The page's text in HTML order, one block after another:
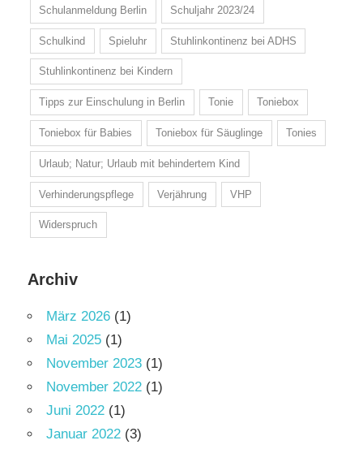
Schulanmeldung Berlin Schuljahr 2023/24
Schulkind Spieluhr Stuhlinkontinenz bei ADHS
Stuhlinkontinenz bei Kindern
Tipps zur Einschulung in Berlin Tonie Toniebox
Toniebox für Babies Toniebox für Säuglinge Tonies
Urlaub; Natur; Urlaub mit behindertem Kind
Verhinderungspflege Verjährung VHP
Widerspruch
Archiv
März 2026 (1)
Mai 2025 (1)
November 2023 (1)
November 2022 (1)
Juni 2022 (1)
Januar 2022 (3)